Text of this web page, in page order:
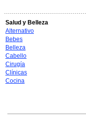
Salud y Belleza
Alternativo
Bebes
Belleza
Cabello
Cirugía
Clínicas
Cocina